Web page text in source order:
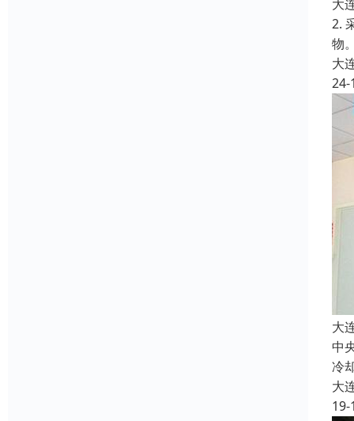
大
2.
物
大
24-
大
中
冷
大
19-